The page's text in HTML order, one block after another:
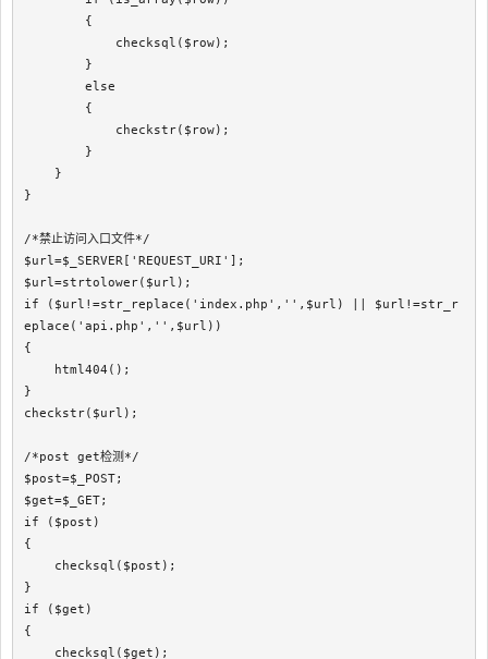
}
/*禁止访问入口文件*/
$url=$_SERVER['REQUEST_URI'];
$url=strtolower($url);
if ($url!=str_replace('index.php','',$url) || $url!=str_r
eplace('api.php','',$url))
{
}
checkstr($url);
/*post get检测*/
$post=$_POST;
$get=$_GET;
if ($post)
{
}
if ($get)
{